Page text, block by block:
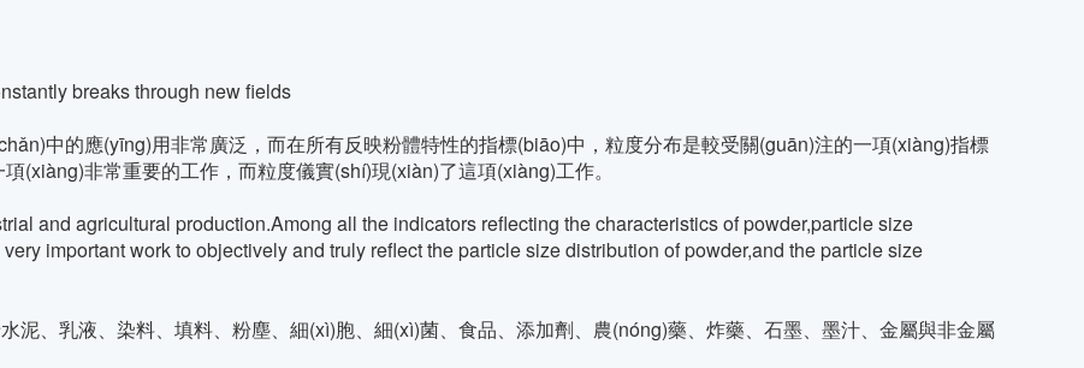
breaks through new fields
中的應(yīng)用非常廣泛，而在所有反映粉體特性的指標(biāo)中，粒度分布是較受關(guān)注的一項(xiàng)指標
非常重要的工作，而粒度儀實(shí)現(xiàn)了這項(xiàng)工作。
and agricultural production.Among all the indicators reflecting the characteristics of powder,particle size
important work to objectively and truly reflect the particle size distribution of powder,and the particle size
液、染料、填料、粉塵、細(xì)胞、細(xì)菌、食品、添加劑、農(nóng)藥、炸藥、石墨、墨汁、金屬與非金屬